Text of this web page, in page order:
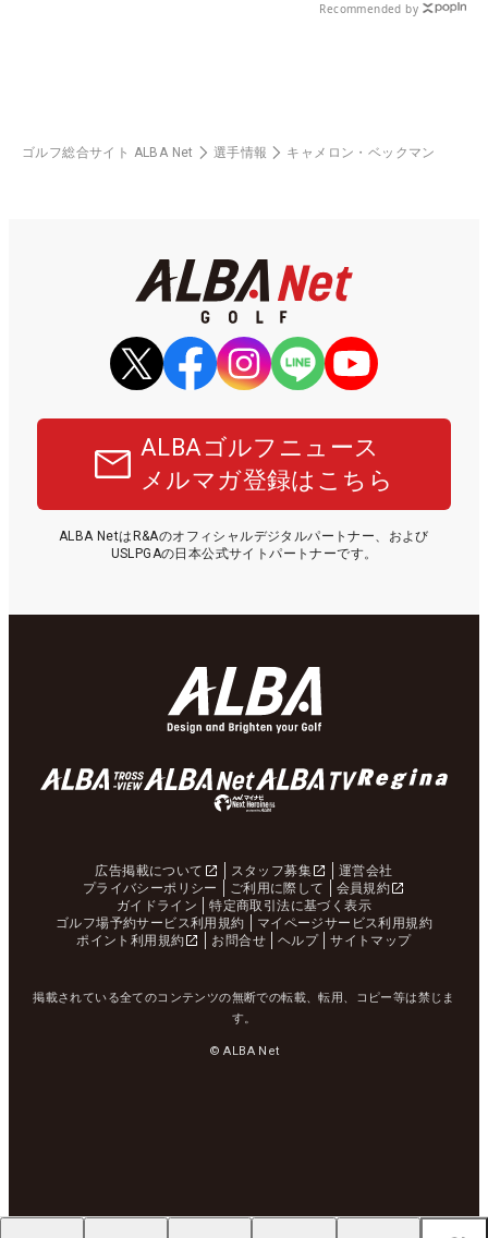
Recommended by
ゴルフ総合サイト ALBA Net 選手情報 キャメロン・ベックマン
ALBAゴルフニュース
メルマガ登録はこちら
ALBA NetはR&Aのオフィシャルデジタルパートナー、および
USLPGAの日本公式サイトパートナーです。
広告掲載について スタッフ募集
運営会社
プライバシーポリシー
ご利用に際して
会員規約
ガイドライン
特定商取引法に基づく表示
ゴルフ場予約サービス利用規約
マイページサービス利用規約
ポイント利用規約
お問合せ ヘルプ サイトマップ
掲載されている全てのコンテンツの無断での転載、転用、コピー等は禁じま
す。
© ALBA Net